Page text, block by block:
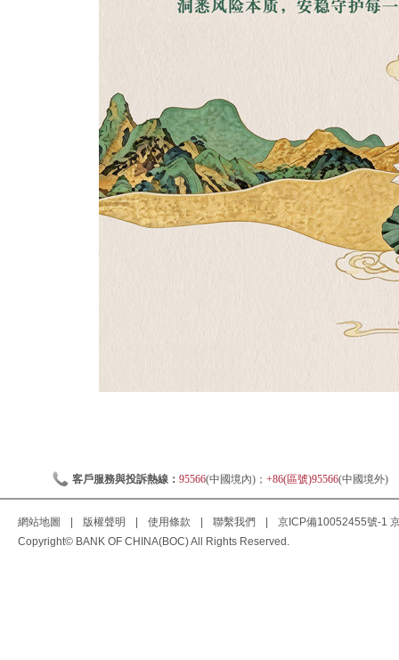
客戶服務與投訴熱線： 95566(中國境內)； +86(區號)95566(中國境外)
網站地圖 版權聲明 使用條款 聯繫我們 京ICP備10052455號-1
Copyright© BANK OF CHINA(BOC) All Rights Reserved.